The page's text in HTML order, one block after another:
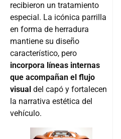
recibieron un tratamiento
especial. La icónica parrilla
en forma de herradura
mantiene su diseño
característico, pero
incorpora líneas internas
que acompañan el flujo
visual del capó y fortalecen
la narrativa estética del
vehículo.